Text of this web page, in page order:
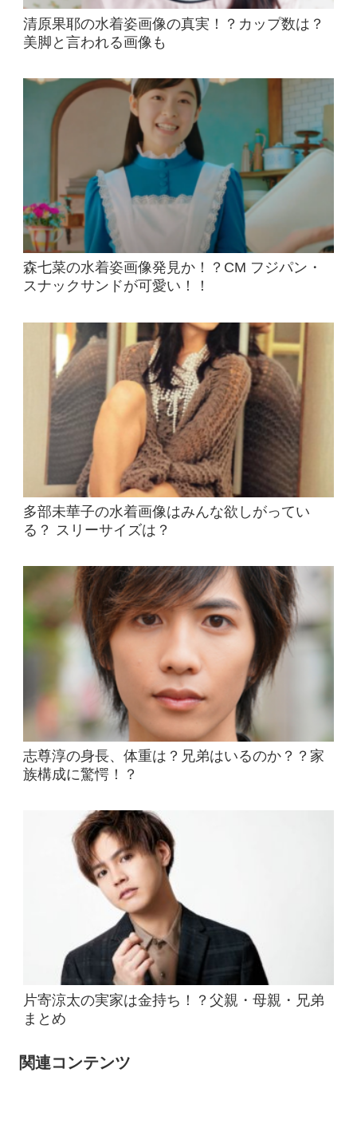
清原果耶の水着姿画像の真実！？カップ数は？
美脚と言われる画像も
森七菜の水着姿画像発見か！？CM フジパン・
スナックサンドが可愛い！！
多部未華子の水着画像はみんな欲しがってい
る？ スリーサイズは？
志尊淳の身長、体重は？兄弟はいるのか？？家
族構成に驚愕！？
片寄涼太の実家は金持ち！？父親・母親・兄弟
まとめ
関連コンテンツ